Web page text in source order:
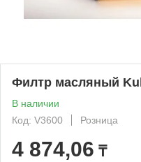
Филтр масляный
В наличии
Код: V3600
Розница
4 874,06 ₸